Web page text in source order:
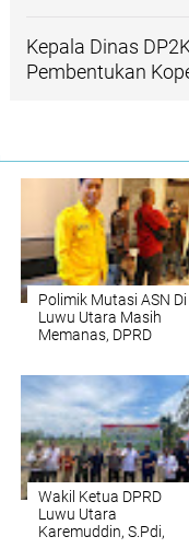
Kepala Dinas
Pembentukan
Polimik Mutasi ASN Di
Luwu Utara Masih
Memanas, DPRD
Wakil Ketua DPRD
Luwu Utara
Karemuddin, S.Pdi,